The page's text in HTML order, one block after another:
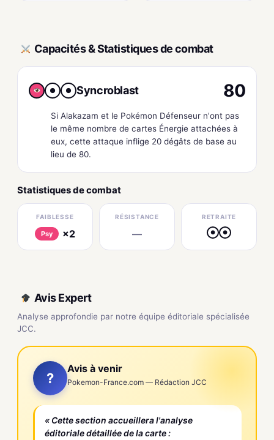
Capacités & Statistiques de combat
● ● Syncroblast 80
Si Alakazam et le Pokémon Défenseur n'ont pas
le même nombre de cartes Énergie attachées à
eux, cette attaque inflige 20 dégâts de base au
lieu de 80.
Statistiques de combat
FAIBLESSE
Psy ×2
RÉSISTANCE
—
RETRAITE
● ●
Avis Expert
Analyse approfondie par notre équipe éditoriale spécialisée
JCC.
?
Avis à venir
Pokemon-France.com — Rédaction JCC
« Cette section accueillera l'analyse
éditoriale détaillée de la carte :